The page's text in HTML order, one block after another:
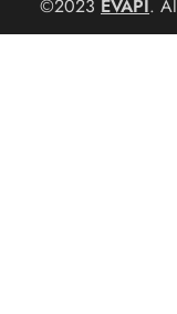
©2023 EVAPI.